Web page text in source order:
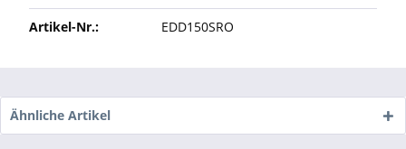
Artikel-Nr.: EDD150SRO
Ähnliche Artikel